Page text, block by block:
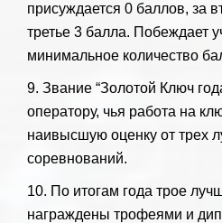
присуждается 0 баллов, за
третье 3 балла. Побеждает
минимальное количество
9. Звание “Золотой Ключ
оператору, чья работа на
наивысшую оценку от трех
соревнований.
10. По итогам года трое
награждены трофеями и